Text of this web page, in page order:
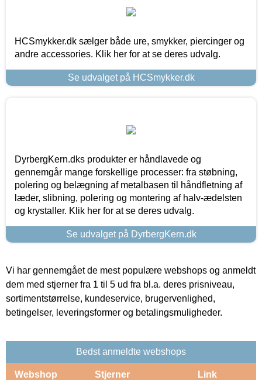
HCSmykker.dk sælger både ure, smykker, piercinger og
andre accessories. Klik her for at se deres udvalg.
Se udvalget på HCSmykker.dk
DyrbergKern.dks produkter er håndlavede og
gennemgår mange forskellige processer: fra støbning,
polering og belægning af metalbasen til håndfletning af
læder, slibning, polering og montering af halv-ædelsten
og krystaller. Klik her for at se deres udvalg.
Se udvalget på DyrbergKern.dk
Vi har gennemgået de mest populære webshops og anmeldt
dem med stjerner fra 1 til 5 ud fra bl.a. deres prisniveau,
sortimentstørrelse, kundeservice, brugervenlighed,
betingelser, leveringsformer og betalingsmuligheder.
Bedst anmeldte webshops
Webshop Stjerner Link